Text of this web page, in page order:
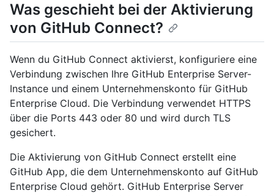
Was geschieht bei der Aktivierung
von GitHub Connect?
Wenn du GitHub Connect aktivierst, konfiguriere eine
Verbindung zwischen Ihre GitHub Enterprise Server-
Instance und einem Unternehmenskonto für GitHub
Enterprise Cloud. Die Verbindung verwendet HTTPS
über die Ports 443 oder 80 und wird durch TLS
gesichert.
Die Aktivierung von GitHub Connect erstellt eine
GitHub App, die dem Unternehmenskonto auf GitHub
Enterprise Cloud gehört. GitHub Enterprise Server